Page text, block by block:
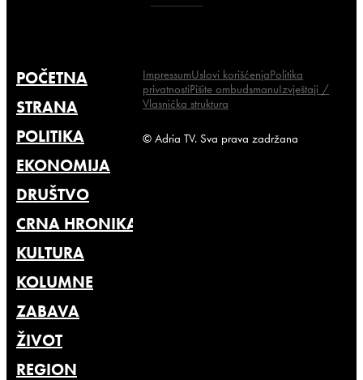
POČETNA
STRANA
POLITIKA
EKONOMIJA
DRUŠTVO
CRNA HRONIKA
KULTURA
KOLUMNE
ZABAVA
ŽIVOT
REGION
ImpressumUslovi korišćenjaPolitika
privatnostiPišite ombudsmanuIzvještaji /
Vlasnička struktura
© Adria TV. Sva prava zadržana